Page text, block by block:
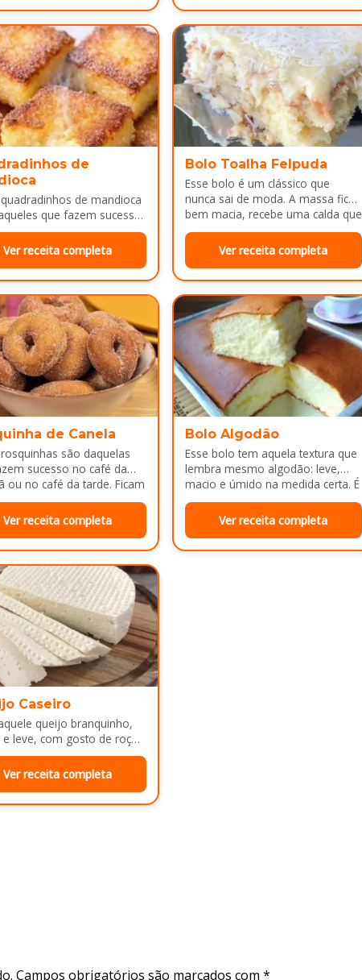
de
quadradinhos de mandioca
que fazem sucesso
da tarde ou como
depois do almoço.
Ver receita completa
Bolo Toalha Felpuda
Esse bolo é um clássico que
nunca sai de moda. A massa fica
bem macia, recebe uma calda que
deixa…
Ver receita completa
de Canela
são daquelas
sucesso no café da
ou no café da tarde. Ficam
por…
Ver receita completa
Bolo Algodão
Esse bolo tem aquela textura que
lembra mesmo algodão: leve,
macio e úmido na medida certa. É
ótimo pra servir…
Ver receita completa
Caseiro
queijo branquinho,
leve, com gosto de roça
de mesa de café da manhã
Ver receita completa
Campos obrigatórios são marcados com *